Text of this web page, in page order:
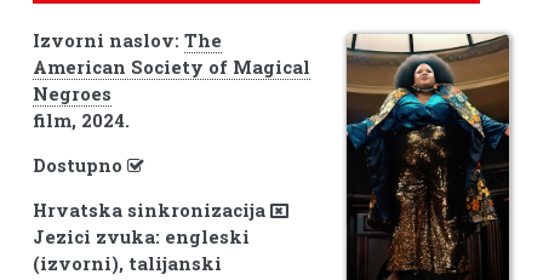
Izvorni naslov: The
American Society of Magical
Negroes
film, 2024.
Dostupno
Hrvatska sinkronizacija
Jezici zvuka: engleski
(izvorni), talijanski